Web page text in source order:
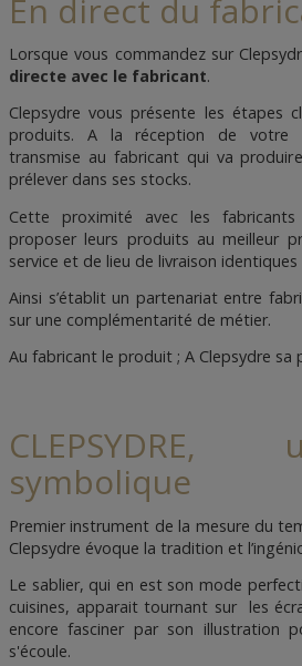
En direct du
Lorsque vous commandez sur
directe avec le fabricant.
Clepsydre vous présente les étapes
produits. A la réception de votre
transmise au fabricant qui va
prélever dans ses stocks.
Cette proximité avec les
proposer leurs produits au meilleur
service et de lieu de livraison identiques
Ainsi s’établit un partenariat entre
sur une complémentarité de métier.
Au fabricant le produit ; A Clepsydre sa
symbolique
Premier instrument de la mesure du
Clepsydre évoque la tradition et
Le sablier, qui en est son mode
cuisines, apparait tournant sur les
encore fasciner par son illustration
s'écoule.